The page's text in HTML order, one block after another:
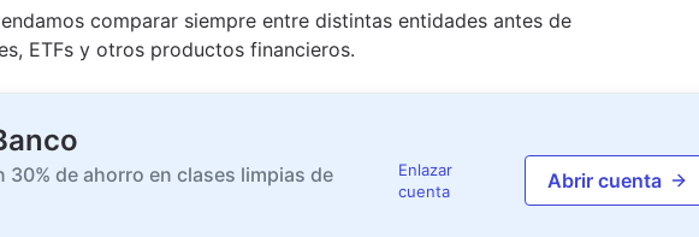
comparar siempre entre distintas entidades antes de
ETFs y otros productos financieros.
30% de ahorro en clases limpias de
Enlazar
cuenta
Abrir cuenta